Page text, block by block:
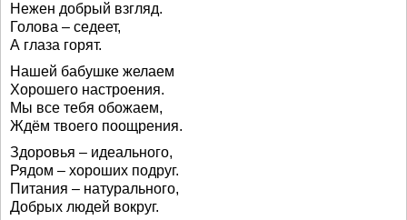
Нежен добрый взгляд.
Голова – седеет,
А глаза горят.
Нашей бабушке желаем
Хорошего настроения.
Мы все тебя обожаем,
Ждём твоего поощрения.
Здоровья – идеального,
Рядом – хороших подруг.
Питания – натурального,
Добрых людей вокруг.